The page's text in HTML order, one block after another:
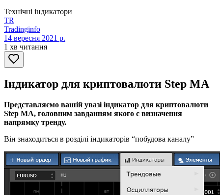
Технічні індикатори
TR
Tradinginfo
14 вересня 2021 р.
1 хв читання
Індикатор для криптовалюти Step MA
Представляємо вашій увазі індикатор для криптовалюти
Step MA, головним завданням якого є визначення
напрямку тренду.
Він знаходиться в розділі індикаторів “побудова каналу”